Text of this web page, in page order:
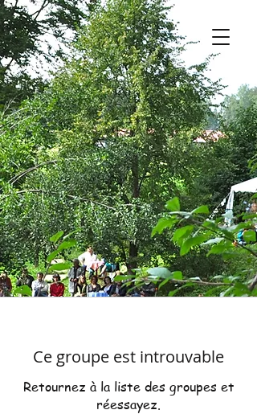
Ce groupe est introuvable
Retournez à la liste des groupes et
réessayez.